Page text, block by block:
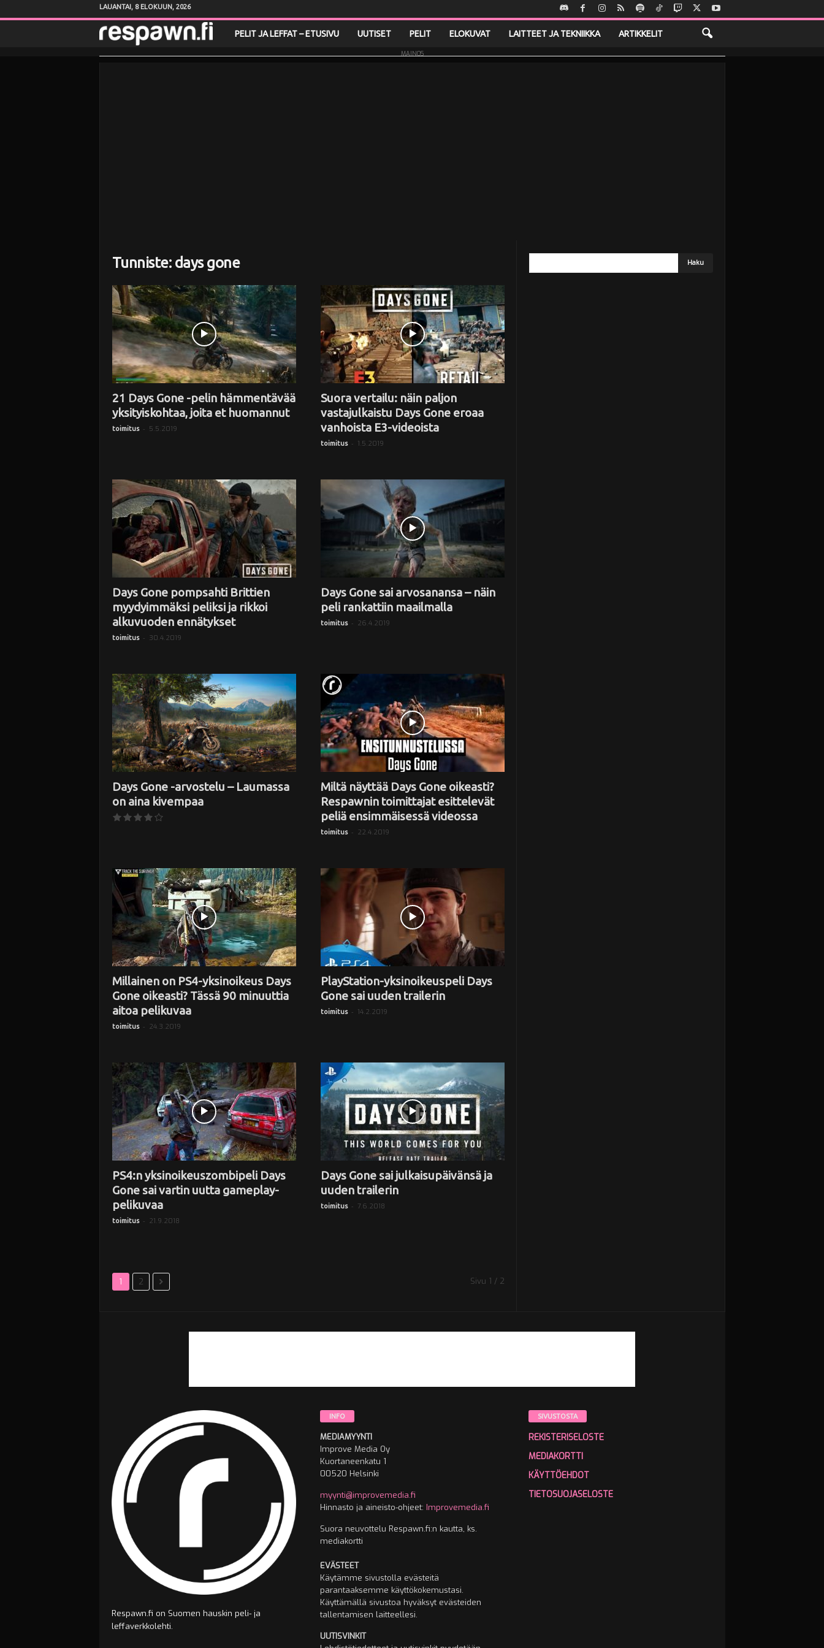
LAUANTAI, 8 ELOKUUN, 2026
e
PELIT JA LEFFAT – ETUSIVU UUTISET PELIT ELOKUVAT LAITTEET JA TEKNIIKKA ARTIKKELIT
MAINOS
Tunniste: days gone
21 Days Gone -pelin hämmentävää
yksityiskohtaa, joita et huomannut
toimitus - 5.5.2019
Suora vertailu: näin paljon
vastajulkaistu Days Gone eroaa
vanhoista E3-videoista
toimitus - 1.5.2019
Days Gone pompsahti Brittien
myydyimmäksi peliksi ja rikkoi
alkuvuoden ennätykset
toimitus - 30.4.2019
Days Gone sai arvosanansa – näin
peli rankattiin maailmalla
toimitus - 26.4.2019
Days Gone -arvostelu – Laumassa
on aina kivempaa
Miltä näyttää Days Gone oikeasti?
Respawnin toimittajat esittelevät
peliä ensimmäisessä videossa
toimitus - 22.4.2019
Millainen on PS4-yksinoikeus Days
Gone oikeasti? Tässä 90 minuuttia
aitoa pelikuvaa
toimitus - 24.3.2019
PlayStation-yksinoikeuspeli Days
Gone sai uuden trailerin
toimitus - 14.2.2019
PS4:n yksinoikeuszombipeli Days
Gone sai vartin uutta gameplay-
pelikuvaa
toimitus - 21.9.2018
Days Gone sai julkaisupäivänsä ja
uuden trailerin
toimitus - 7.6.2018
1 2 Sivu 1 / 2
Respawn.fi on Suomen hauskin peli- ja
leffaverkkolehti.
INFO
MEDIAMYYNTI
Improve Media Oy
Kuortaneenkatu 1
00520 Helsinki
myynti@improvemedia.fi
Hinnasto ja aineisto-ohjeet: Improvemedia.fi
Suora neuvottelu Respawn.fi:n kautta, ks.
mediakortti
EVÄSTEET
Käytämme sivustolla evästeitä
parantaaksemme käyttökokemustasi.
Käyttämällä sivustoa hyväksyt evästeiden
tallentamisen laitteellesi.
UUTISVINKIT
SIVUSTOSTA
REKISTERISELOSTE
MEDIAKORTTI
KÄYTTÖEHDOT
TIETOSUOJASELOSTE